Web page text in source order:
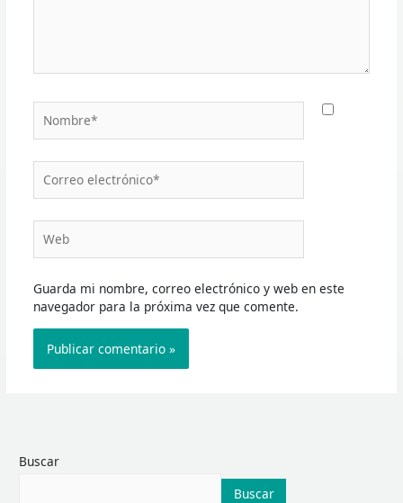
electrónico*
Guarda mi nombre, correo electrónico y web en este
navegador para la próxima vez que comente.
Buscar
Buscar